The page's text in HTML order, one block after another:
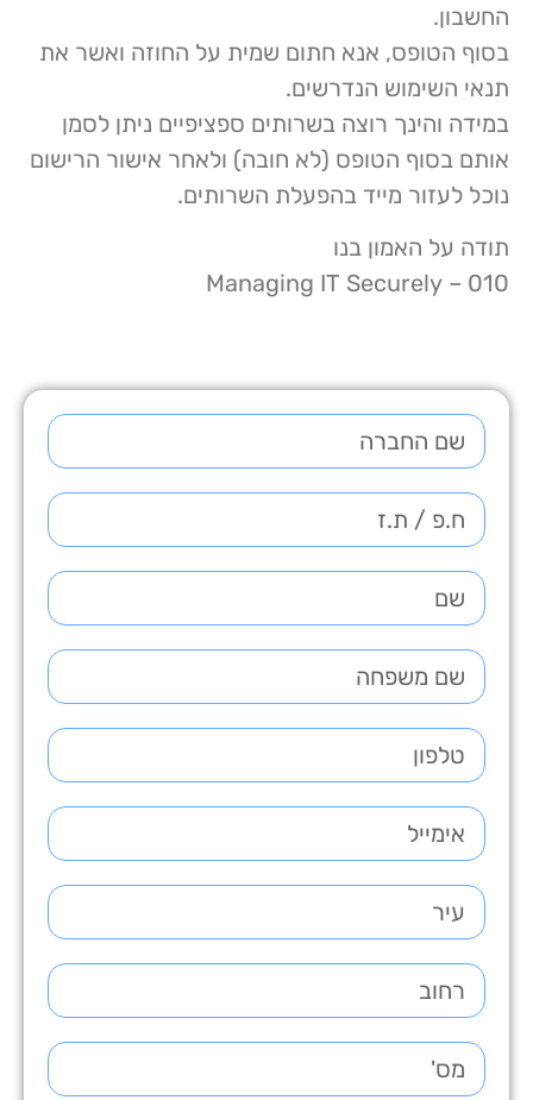
החשבון.
בסוף הטופס, אנא חתום שמית על החוזה ואשר את
תנאי השימוש הנדרשים.
במידה והינך רוצה בשרותים ספציפיים ניתן לסמן
אותם בסוף הטופס (לא חובה) ולאחר אישור הרישום
נוכל לעזור מייד בהפעלת השרותים.
תודה על האמון בנו
010 – Managing IT Securely